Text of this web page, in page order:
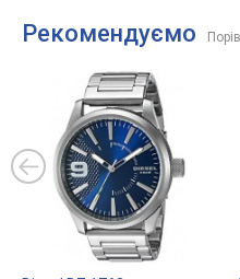
Рекомендуємо